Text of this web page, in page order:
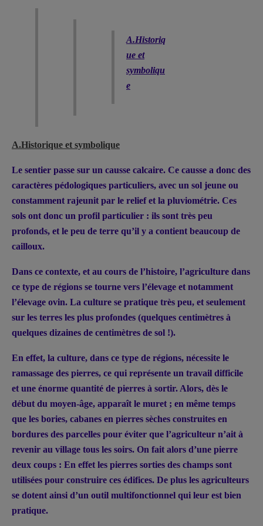
A.Historiq
ue et
symboliqu
e
A.Historique et symbolique
Le sentier passe sur un causse calcaire. Ce causse a donc des
caractères pédologiques particuliers, avec un sol jeune ou
constamment rajeunit par le relief et la pluviométrie. Ces
sols ont donc un profil particulier : ils sont très peu
profonds, et le peu de terre qu’il y a contient beaucoup de
cailloux.
Dans ce contexte, et au cours de l’histoire, l’agriculture dans
ce type de régions se tourne vers l’élevage et notamment
l’élevage ovin. La culture se pratique très peu, et seulement
sur les terres les plus profondes (quelques centimètres à
quelques dizaines de centimètres de sol !).
En effet, la culture, dans ce type de régions, nécessite le
ramassage des pierres, ce qui représente un travail difficile
et une énorme quantité de pierres à sortir. Alors, dès le
début du moyen-âge, apparaît le muret ; en même temps
que les bories, cabanes en pierres sèches construites en
bordures des parcelles pour éviter que l’agriculteur n’ait à
revenir au village tous les soirs. On fait alors d’une pierre
deux coups : En effet les pierres sorties des champs sont
utilisées pour construire ces édifices. De plus les agriculteurs
se dotent ainsi d’un outil multifonctionnel qui leur est bien
pratique.